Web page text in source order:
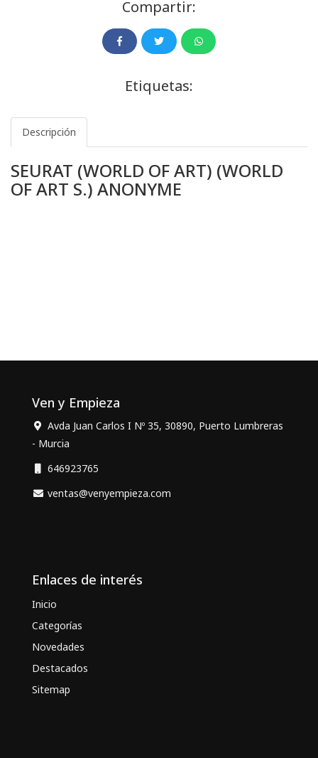
Compartir:
Etiquetas:
Descripción
SEURAT (WORLD OF ART) (WORLD
OF ART S.) ANONYME
Ven y Empieza
Avda Juan Carlos I Nº 35, 30890, Puerto Lumbreras
- Murcia
646923765
ventas@venyempieza.com
Enlaces de interés
Inicio
Categorías
Novedades
Destacados
Sitemap